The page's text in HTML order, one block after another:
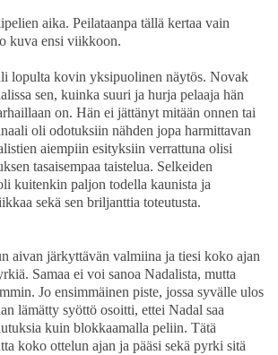
aika. Peilataanpa tällä kertaa vain
kuva ensi viikkoon.
lopulta kovin yksipuolinen näytös. Novak
sen, kuinka suuri ja hurja pelaaja hän
on. Hän ei jättänyt mitään onnen tai
oli odotuksiin nähden jopa harmittavan
aiempiin esityksiin verrattuna olisi
tasaisempaa taistelua. Selkeiden
kuitenkin paljon todella kaunista ja
sekä sen briljanttia toteutusta.
aivan järkyttävän valmiina ja tiesi koko ajan
Samaa ei voi sanoa Nadalista, mutta
Jo ensimmäinen piste, jossa syvälle ulos
lämätty syöttö osoitti, ettei Nadal saa
kuin blokkaamalla peliin. Tätä
koko ottelun ajan ja pääsi sekä pyrki sitä